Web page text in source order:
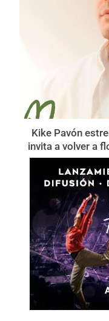
Kike Pavón
invita a volver a